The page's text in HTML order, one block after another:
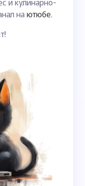
на ютюбе.